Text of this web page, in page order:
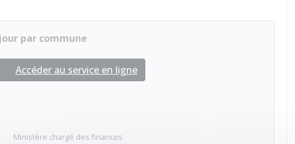
par commune
Accéder au service en ligne
Ministère chargé des finances